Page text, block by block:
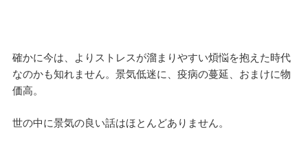
確かに今は、よりストレスが溜まりやすい煩悩を抱えた時代
なのかも知れません。景気低迷に、疫病の蔓延、おまけに物
価高。
世の中に景気の良い話はほとんどありません。